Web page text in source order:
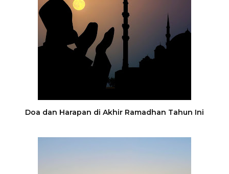
Doa dan Harapan di Akhir Ramadhan Tahun Ini